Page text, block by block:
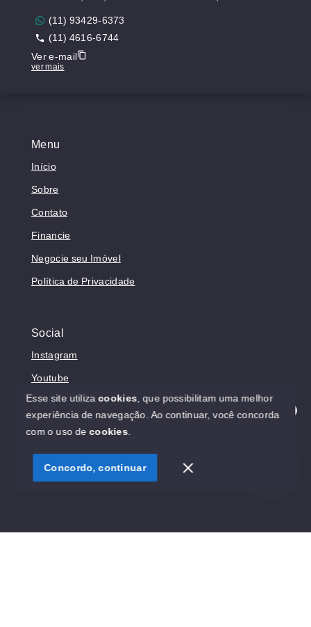
Olá! Estamos disponíveis para te ajudar.
Menu
Início
Sobre
Contato
Financie
Negocie seu Imóvel
Política de Privacidade
Social
Instagram
Youtube
© Copyright 2026 - Prosperita Negócios Imobiliários -
SITE PARA IMOBILIARIA
(11) 93429-6373
(11) 4616-6744
Ver e-mail
ver mais
Esse site utilizacookies , que possibilitam uma melhor
experiência de navegação. Ao continuar, você concorda
com o uso decookies
Concordo, continuar